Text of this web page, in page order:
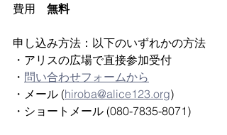
費用 無料
申し込み方法：以下のいずれかの方法
・アリスの広場で直接参加受付
・ 問い合わせフォームから
・メール (hiroba@alice123.org)
・ショートメール (080-7835-8071)